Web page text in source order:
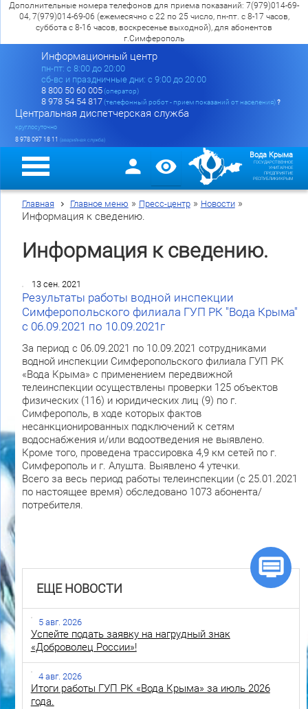
Дополнительные номера телефонов для приема показаний: 7(979)014-69-
04, 7(979)014-69-06 (ежемесячно с 22 по 25 число, пн-пт. с 8-17 часов,
суббота с 8-16 часов, воскресенье выходной), для абонентов
г.Симферополь
Информационный центр
пн-пт: c 8:00 до 20:00
сб-вс и праздничные дни: с 9:00 до 20:00
8 800 50 60 005(оператор)
8 978 54 54 817(телефонный робот - прием показаний от населения)?
Центральная диспетчерская служба
круглосуточно
8 978 097 18 11 (аварийная служба)
Вода Крыма
ГОСУДАРСТВЕННОЕ
УНИТАРНОЕ
ПРЕДПРИЯТИЕ
РЕСПУБЛИКИ КРЫМ
Главная Главное меню » Пресс-центр» Новости»
Информация к сведению.
Информация к сведению.
13 сен. 2021
Результаты работы водной инспекции
Симферопольского филиала ГУП РК "Вода Крыма"
с 06.09.2021 по 10.09.2021г
За период с 06.09.2021 по 10.09.2021 сотрудниками
водной инспекции Симферопольского филиала ГУП РК
«Вода Крыма» с применением передвижной
телеинспекции осуществлены проверки 125 объектов
физических (116) и юридических лиц (9) по г.
Симферополь, в ходе которых фактов
несанкционированных подключений к сетям
водоснабжения и/или водоотведения не выявлено.
Кроме того, проведена трассировка 4,9 км сетей по г.
Симферополь и г. Алушта. Выявлено 4 утечки.
Всего за весь период работы телеинспекции (с 25.01.2021
по настоящее время) обследовано 1073 абонента/
потребителя.
ЕЩЕ НОВОСТИ
5 авг. 2026
Успейте подать заявку на нагрудный знак
«Доброволец России»!
4 авг. 2026
Итоги работы ГУП РК «Вода Крыма» за июль 2026
года.